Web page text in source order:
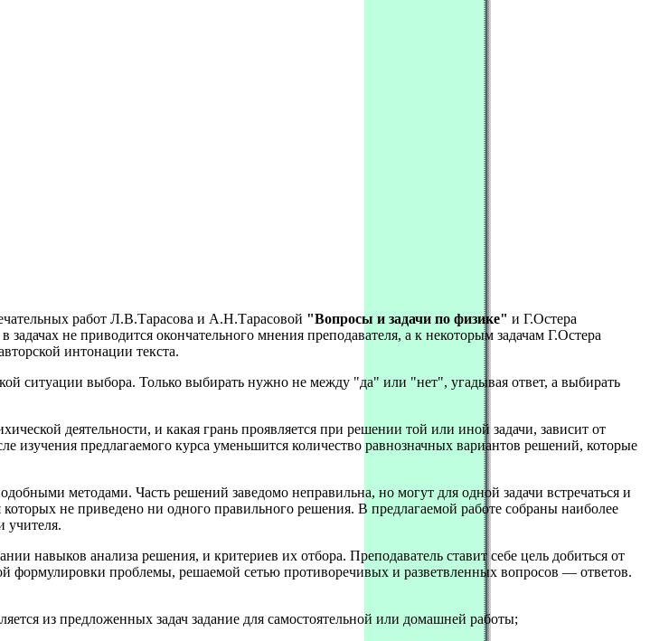
работ Л.В.Тарасова и А.Н.Тарасовой "Вопросы и задачи по физике" и Г.Остера
не приводится окончательного мнения преподавателя, а к некоторым задачам Г.Остера
интонации текста.
ситуации выбора. Только выбирать нужно не между "да" или "нет", угадывая ответ, а выбирать
деятельности, и какая грань проявляется при решении той или иной задачи, зависит от
изучения предлагаемого курса уменьшится количество равнозначных вариантов решений, которые
методами. Часть решений заведомо неправильна, но могут для одной задачи встречаться и
не приведено ни одного правильного решения. В предлагаемой работе собраны наиболее
учителя.
навыков анализа решения, и критериев их отбора. Преподаватель ставит себе цель добиться от
формулировки проблемы, решаемой сетью противоречивых и разветвленных вопросов — ответов.
из предложенных задач задание для самостоятельной или домашней работы;